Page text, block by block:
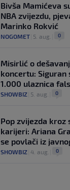
Bivša Mamićeva
NBA zvijezdu,
Marinko Rokvić
NOGOMET 5. aug. 0
Misirlić o
koncertu: Siguran
1.000 ulaznica
SHOWBIZ 5. aug. 0
Pop zvijezda kroz
karijeri: Ariana
se povlači iz
SHOWBIZ 4. aug. 0